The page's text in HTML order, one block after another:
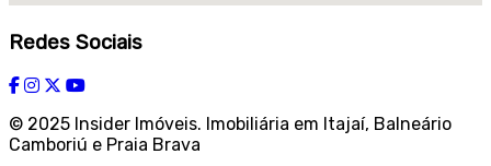
Redes Sociais
© 2025 Insider Imóveis. Imobiliária em Itajaí, Balneário
Camboriú e Praia Brava